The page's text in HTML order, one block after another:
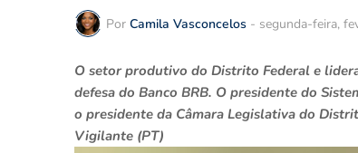
Por Camila Vasconcelos - segunda-feira,
O setor produtivo do Distrito Federal e
defesa do Banco BRB. O presidente do
o presidente da Câmara Legislativa do
Vigilante (PT)